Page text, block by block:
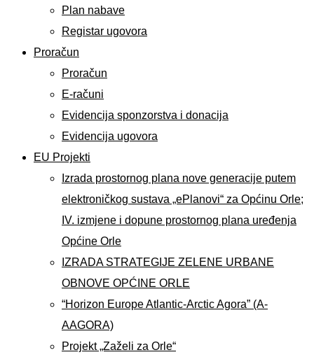
Plan nabave
Registar ugovora
Proračun
Proračun
E-računi
Evidencija sponzorstva i donacija
Evidencija ugovora
EU Projekti
Izrada prostornog plana nove generacije putem
elektroničkog sustava „ePlanovi“ za Općinu Orle;
IV. izmjene i dopune prostornog plana uređenja
Općine Orle
IZRADA STRATEGIJE ZELENE URBANE
OBNOVE OPĆINE ORLE
“Horizon Europe Atlantic-Arctic Agora” (A-
AAGORA)
Projekt „Zaželi za Orle“